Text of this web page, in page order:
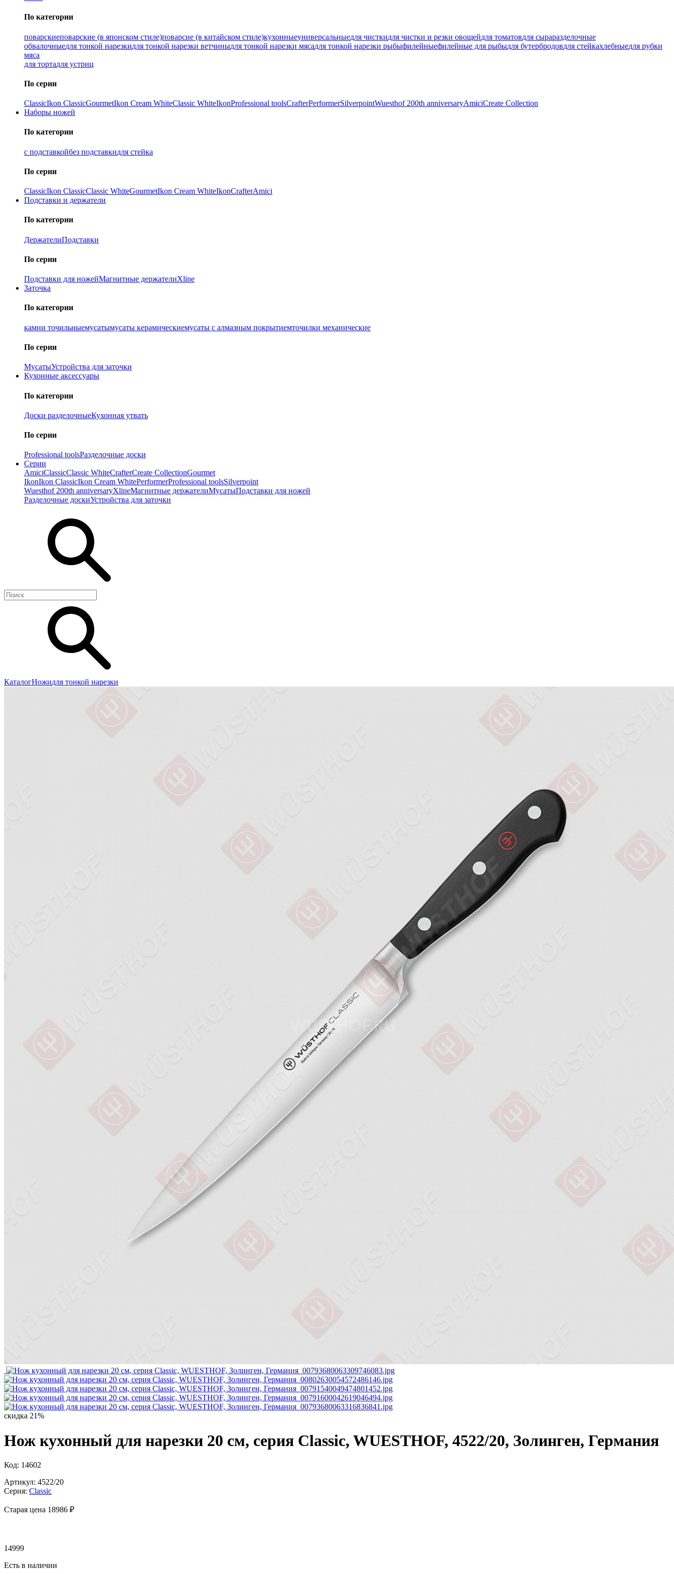
По категории
поварскиеповарские (в японском стиле)поварсие (в китайском стиле)кухонныеуниверсальныедля чисткидля чистки и резки овощейдля томатовдля сыраразделочные
обвалочныедля тонкой нарезкидля тонкой нарезки ветчиныдля тонкой нарезки мясадля тонкой нарезки рыбыфилейныефилейные для рыбыдля бутербродовдля стейкахлебныедля рубки
мяса
для тортадля устриц
По серии
ClassicIkon ClassiсGourmetIkon Cream WhiteClassic WhiteIkonProfessional toolsCrafterPerformerSilverpointWuesthof 200th anniversaryAmiciCreate Collection
Наборы ножей
По категории
с подставкойбез подставкидля стейка
По серии
ClassicIkon ClassiсClassic WhiteGourmetIkon Cream WhiteIkonCrafterAmici
Подставки и держатели
По категории
ДержателиПодставки
По серии
Подставки для ножейМагнитные держателиXline
Заточка
По категории
камни точильныемусатымусаты керамическиемусаты с алмазным покрытиемточилки механические
По серии
МусатыУстройства для заточки
Кухонные аксессуары
По категории
Доски разделочныеКухонная утвать
По серии
Professional toolsРазделочные доски
Серии
AmiciClassicClassic WhiteCrafterCreate CollectionGourmet
IkonIkon ClassiсIkon Cream WhitePerformerProfessional toolsSilverpoint
Wuesthof 200th anniversaryXlineМагнитные держателиМусатыПодставки для ножей
Разделочные доскиУстройства для заточки
КаталогНожидля тонкой нарезки
скидка 21%
Нож кухонный для нарезки 20 см, серия Classic, WUESTHOF, 4522/20, Золинген, Германия
Код: 14602
Артикул: 4522/20
Серия: Classic
Старая цена 18986 ₽
14999
Есть в наличии